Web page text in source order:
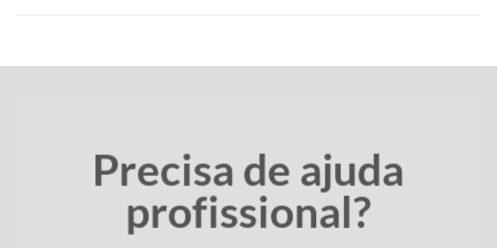
Precisa de ajuda
profissional?